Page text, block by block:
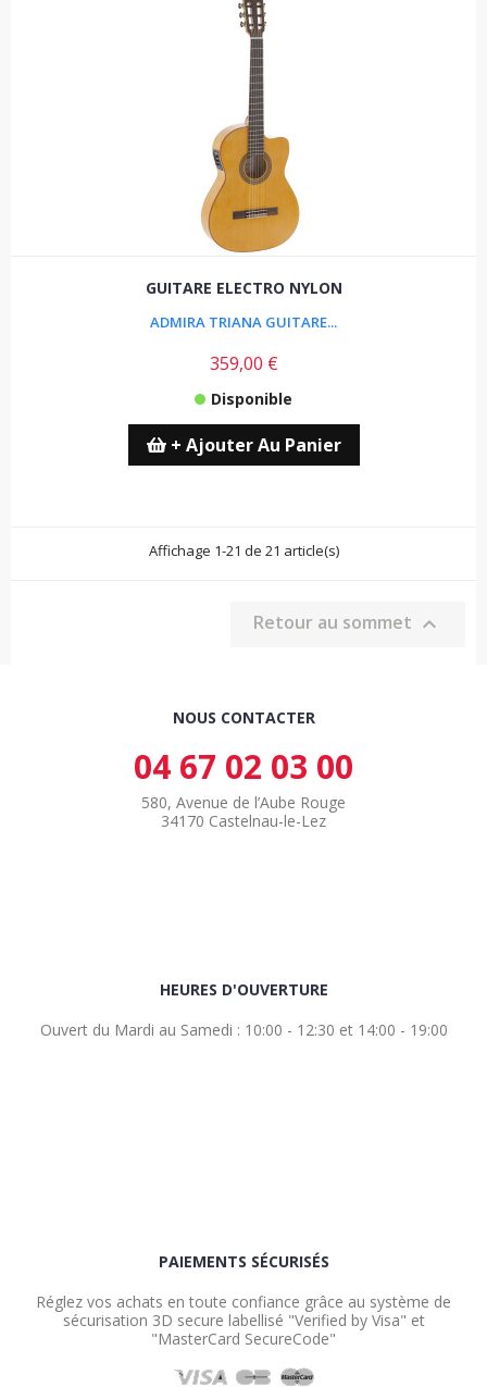
GUITARE ELECTRO NYLON
ADMIRA TRIANA GUITARE...
359,00 €
Disponible
+ Ajouter Au Panier
Affichage 1-21 de 21 article(s)
Retour au sommet 
NOUS CONTACTER
04 67 02 03 00
580, Avenue de l’Aube Rouge
34170 Castelnau-le-Lez
HEURES D'OUVERTURE
Ouvert du Mardi au Samedi : 10:00 - 12:30 et 14:00 - 19:00
PAIEMENTS SÉCURISÉS
Réglez vos achats en toute confiance grâce au système de
sécurisation 3D secure labellisé "Verified by Visa" et
"MasterCard SecureCode"